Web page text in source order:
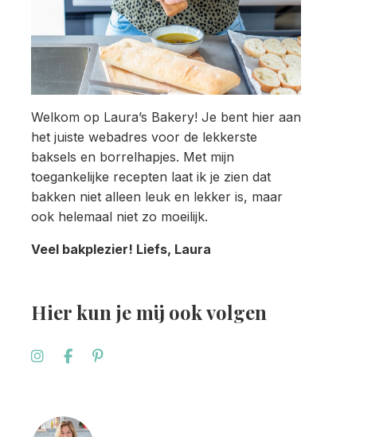
Welkom op Laura’s Bakery! Je bent hier aan
het juiste webadres voor de lekkerste
baksels en borrelhapjes. Met mijn
toegankelijke recepten laat ik je zien dat
bakken niet alleen leuk en lekker is, maar
ook helemaal niet zo moeilijk.
Veel bakplezier! Liefs, Laura
Hier kun je mij ook volgen